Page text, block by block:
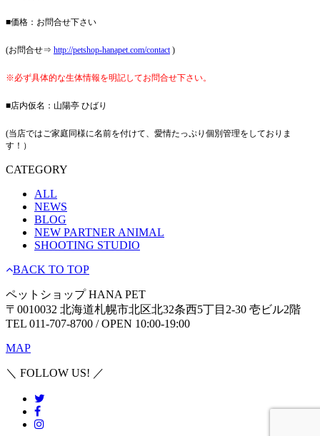
■価格：お問合せ下さい
(お問合せ⇒ http://petshop-hanapet.com/contact)
※必ず具体的な生体情報を明記してお問合せ下さい。
■店内仮名：山陽亭 ひばり
(当店ではご家庭同様に名前を付けて、愛情たっぷり個別管理をしておりま
す！）
CATEGORY
ALL
NEWS
BLOG
NEW PARTNER ANIMAL
SHOOTING STUDIO
BACK TO TOP
ペットショップ HANA PET
〒0010032 北海道札幌市北区北32条西5丁目2-30 壱ビル2階
TEL 011-707-8700 / OPEN 10:00-19:00
MAP
＼ FOLLOW US! ／